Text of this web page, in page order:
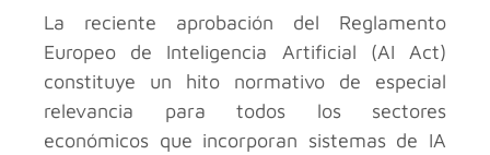
La reciente aprobación del Reglamento
Europeo de Inteligencia Artificial (AI Act)
constituye un hito normativo de especial
relevancia para todos los sectores
económicos que incorporan sistemas de IA